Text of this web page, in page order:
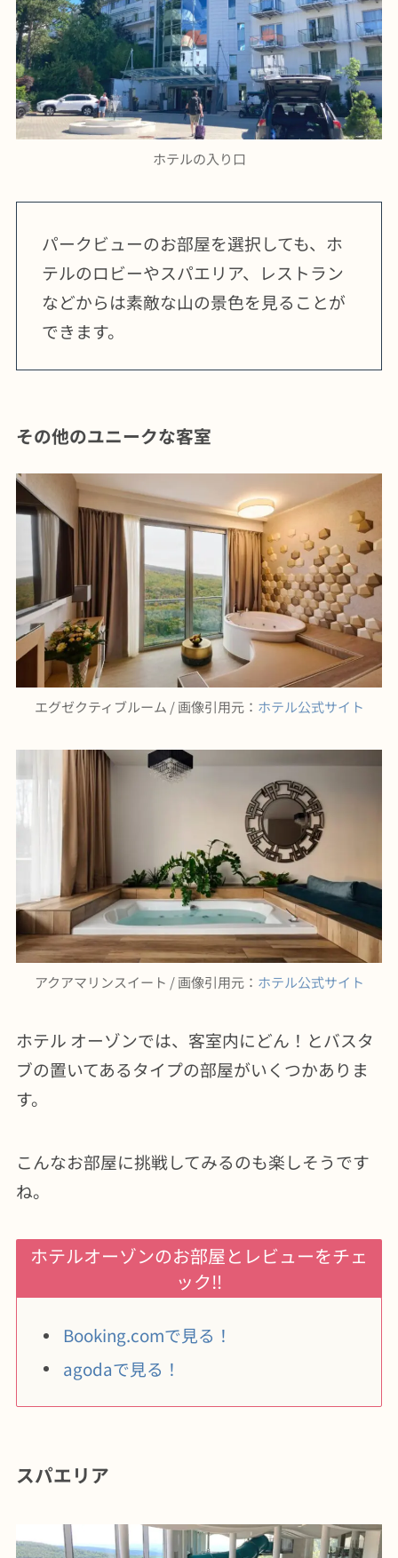
ホテルの入り口
パークビューのお部屋を選択しても、ホ
テルのロビーやスパエリア、レストラン
などからは素敵な山の景色を見ることが
できます。
その他のユニークな客室
エグゼクティブルーム / 画像引用元： ホテル公式サイト
アクアマリンスイート / 画像引用元： ホテル公式サイト
ホテル オーゾンでは、客室内にどん！とバスタ
ブの置いてあるタイプの部屋がいくつかありま
す。
こんなお部屋に挑戦してみるのも楽しそうです
ね。
ホテルオーゾンのお部屋とレビューをチェ
ック‼︎
Booking.comで見る！
agodaで見る！
スパエリア